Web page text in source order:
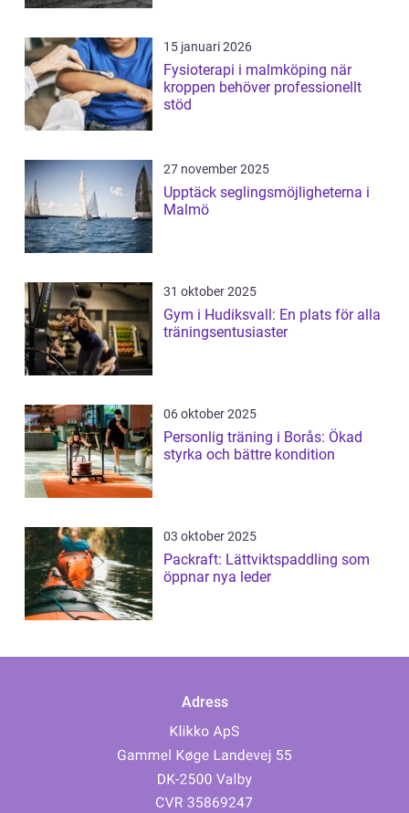
15 januari 2026
Fysioterapi i malmköping när
kroppen behöver professionellt
stöd
27 november 2025
Upptäck seglingsmöjligheterna i
Malmö
31 oktober 2025
Gym i Hudiksvall: En plats för alla
träningsentusiaster
06 oktober 2025
Personlig träning i Borås: Ökad
styrka och bättre kondition
03 oktober 2025
Packraft: Lättviktspaddling som
öppnar nya leder
Adress